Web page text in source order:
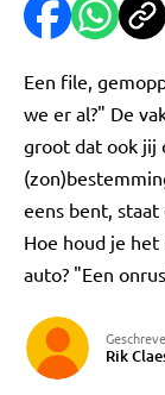
Een file,
we er al?" De
groot dat ook jij
eens bent,
Hoe houd je
auto? "Een
Rik